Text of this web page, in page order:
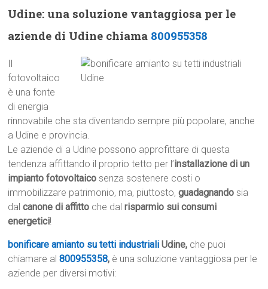
Udine: una soluzione vantaggiosa per le
aziende di Udine chiama 800955358
fotovoltaico
è una fonte
di energia
rinnovabile che sta diventando sempre più popolare, anche
a Udine e provincia.
Le aziende di a Udine possono approfittare di questa
tendenza affittando il proprio tetto per l’installazione di un
impianto fotovoltaico senza sostenere costi o
immobilizzare patrimonio, ma, piuttosto,guadagnando sia
dalcanone di affitto che dalrisparmio sui consumi
energetici!
bonificare amianto su tetti industriali Udine, che puoi
chiamare al800955358, è una soluzione vantaggiosa per le
aziende per diversi motivi: